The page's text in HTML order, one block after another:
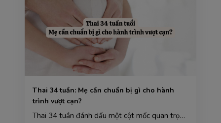
Thai 34 tuần: Mẹ cần chuẩn bị gì cho hành
trình vượt cạn?
Thai 34 tuần đánh dấu một cột mốc quan trọng, khi mà hành trình mang thai sắp sửa bước vào giai đoạn...